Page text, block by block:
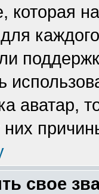
которая
аватар,
них
свое